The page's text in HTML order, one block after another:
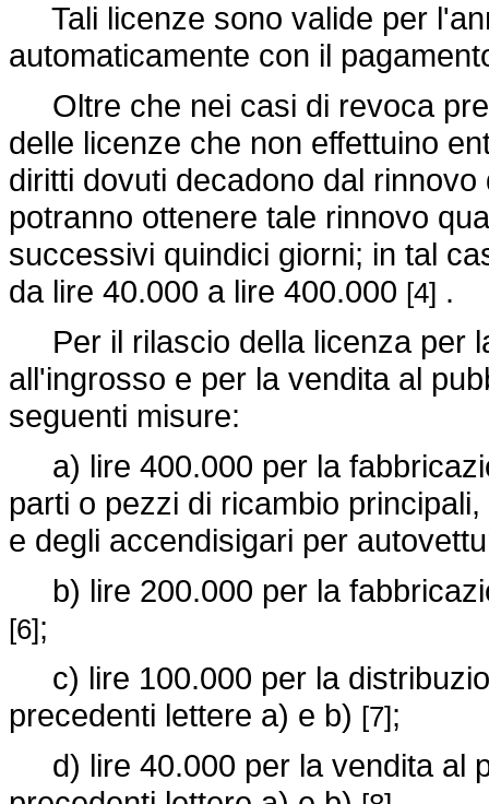
Tali licenze sono valide per
automaticamente con il
Oltre che nei casi di revoca
delle licenze che non effettuino
diritti dovuti decadono dal
potranno ottenere tale rinnovo
successivi quindici giorni; in tal
da lire 40.000 a lire 400.000 [4] .
Per il rilascio della licenza per
all'ingrosso e per la vendita al
seguenti misure:
a) lire 400.000 per la
parti o pezzi di ricambio
e degli accendisigari per
b) lire 200.000 per la
[6];
c) lire 100.000 per la
precedenti lettere a) e b) [7];
d) lire 40.000 per la vendita al